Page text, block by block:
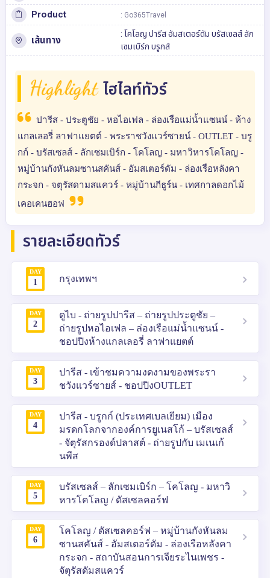
Product : Go365Travel
เส้นทาง
: โคโลญ ปารีส อัมสเตอร์ดัม บรัสเซลส์ ลัก
เซมเบิร์ก บรูกส์
Highlight ไฮไลท์ทัวร์
ปารีส - ประตูชัย - หอไอเฟล - ล่องเรือแม่น้ำแซนน์ - ห้าง
แกลเลอรี่ ลาฟาแยตต์ - พระราชวังแวร์ซายน์ - OUTLET - บรู
กก์ - บรัสเซลส์ - ลักเซมเบิร์ก - โคโลญ - มหาวิหารโคโลญ -
หมู่บ้านกังหันลมซานสคันส์ - อัมสเตอร์ดัม - ล่องเรือหลังคา
กระจก - จตุรัสดามสแควร์ - หมู่บ้านกีธูร์น - เทศกาลดอกไม้
เคอเคนฮอฟ
รายละเอียดทัวร์
DAY
1 กรุงเทพฯ
DAY
2
ดูไบ - ถ่ายรูปปารีส – ถ่ายรูปประตูชัย –
ถ่ายรูปหอไอเฟล – ล่องเรือแม่น้ำแซนน์ -
ชอปปิงห้างแกลเลอรี่ ลาฟาแยตต์
DAY
3
ปารีส - เข้าชมความงดงามของพระรา
ชวังแวร์ซายส์ - ชอปปิงOUTLET
DAY
4
ปารีส - บรูกก์ (ประเทศเบลเยียม) เมือง
มรดกโลกจากองค์การยูเนสโก้ – บรัสเซลส์
- จัตุรัสกรองด์ปลาสต์ - ถ่ายรูปกับ เมเนเก้
นพีส
DAY
5
บรัสเซลส์ – ลักเซมเบิร์ก – โคโลญ - มหาวิ
หารโคโลญ / ดัสเซลคอร์ฟ
DAY
6
โคโลญ / ดัสเซลคอร์ฟ – หมู่บ้านกังหันลม
ซานสคันส์ - อัมสเตอร์ดัม - ล่องเรือหลังคา
กระจก - สถาบันสอนการเจียระไนเพชร -
จัตุรัสดัมสแควร์